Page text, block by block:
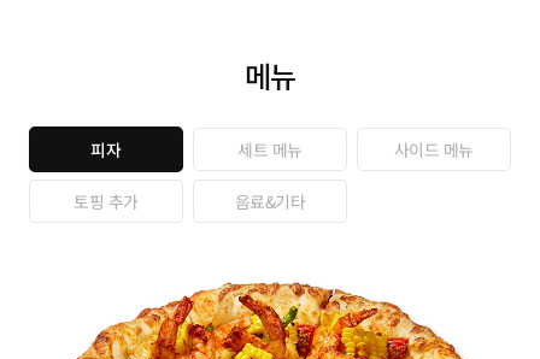
메뉴
피자 세트 메뉴 사이드 메뉴
토핑 추가 음료&기타